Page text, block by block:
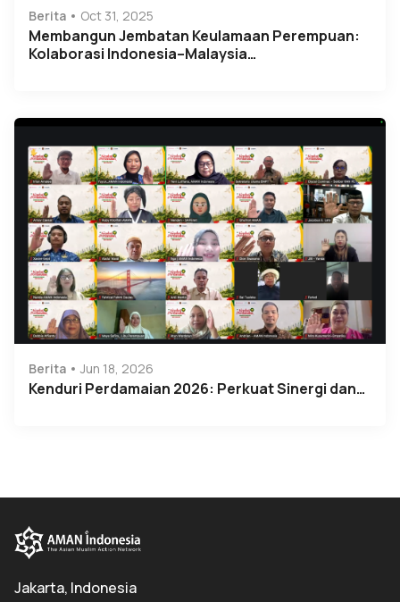
Berita Oct 31, 2025
Membangun Jembatan Keulamaan Perempuan:
Kolaborasi Indonesia–Malaysia…
Berita Jun 18, 2026
Kenduri Perdamaian 2026: Perkuat Sinergi dan…
Jakarta, Indonesia